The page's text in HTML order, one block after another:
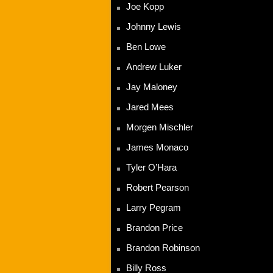
Joe Kopp
Johnny Lewis
Ben Lowe
Andrew Luker
Jay Maloney
Jared Mees
Morgen Mischler
James Monaco
Tyler O’Hara
Robert Pearson
Larry Pegram
Brandon Price
Brandon Robinson
Billy Ross